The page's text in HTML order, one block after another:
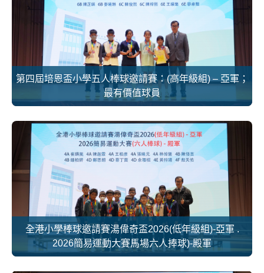
第四屆培恩盃小學五人棒球邀請賽：(高年級組) – 亞軍；
最有價值球員
全港小學棒球邀請賽湯偉奇盃2026(低年級組)-亞軍 .
2026簡易運動大賽馬場六人捧球)-殿軍